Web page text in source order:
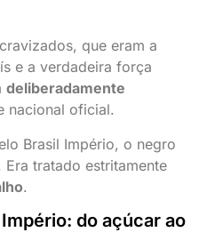
que eram a
e a verdadeira força
deliberadamente
nacional oficial.
Brasil Império, o negro
Era tratado estritamente
.
do açúcar ao